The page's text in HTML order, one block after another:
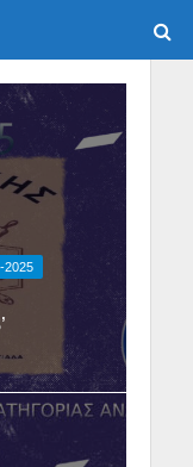
2025